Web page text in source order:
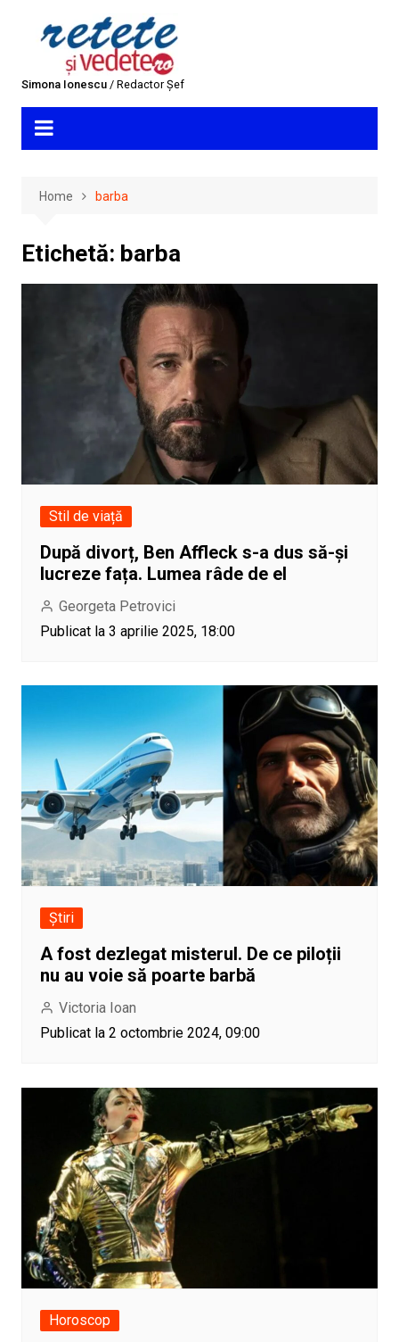
Simona Ionescu/ Redactor Șef
Home barba
Etichetă: barba
Stil de viață
După divorț, Ben Affleck s-a dus să-și
lucreze fața. Lumea râde de el
Georgeta Petrovici
Publicat la 3 aprilie 2025, 18:00
Știri
A fost dezlegat misterul. De ce piloții
nu au voie să poarte barbă
Victoria Ioan
Publicat la 2 octombrie 2024, 09:00
Horoscop